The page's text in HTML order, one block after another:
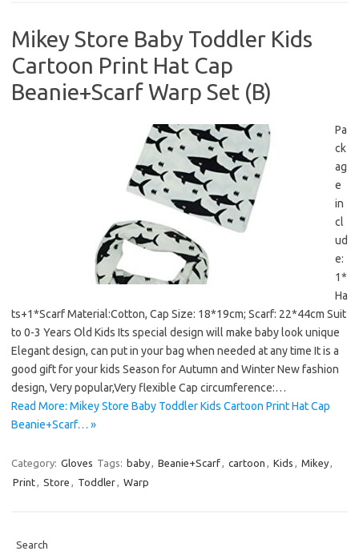
Mikey Store Baby Toddler Kids
Cartoon Print Hat Cap
Beanie+Scarf Warp Set (B)
Pa
ck
ag
e
in
cl
ud
e:
1*
Ha
ts+1*Scarf Material:Cotton, Cap Size: 18*19cm; Scarf: 22*44cm Suit
to 0-3 Years Old Kids Its special design will make baby look unique
Elegant design, can put in your bag when needed at any time It is a
good gift for your kids Season for Autumn and Winter New fashion
design, Very popular,Very flexible Cap circumference:…
Read More: Mikey Store Baby Toddler Kids Cartoon Print Hat Cap
Beanie+Scarf… »
Category: Gloves Tags: baby, Beanie+Scarf, cartoon , Kids , Mikey,
Print, Store , Toddler, Warp
Search